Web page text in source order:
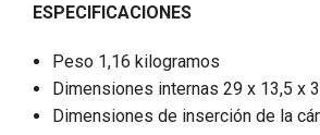
ESPECIFICACIONES
Peso 1,16 kilogramos
Dimensiones internas 29 x 13,5 x
Dimensiones de inserción de la